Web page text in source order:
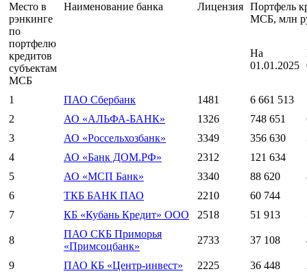
Место в
рэнкинге
по
портфелю
кредитов
субъектам
МСБ
Наименование банка Лицензия Портфель
МСБ, млн
На
01.01.2025
1 ПАО Сбербанк 1481 6 661 513
2
АО «АЛЬФА-БАНК» 1326 748 651
3
АО «Россельхозбанк» 3349 356 630
4
АО «Банк ДОМ.РФ» 2312 121 634
5
АО «МСП Банк» 3340 88 620
6
ТКБ БАНК ПАО 2210 60 744
7
КБ «Кубань Кредит» ООО 2518 51 913
8
ПАО СКБ Приморья
«Примсоцбанк»
2733 37 108
9 ПАО КБ «Центр-инвест» 2225 36 448